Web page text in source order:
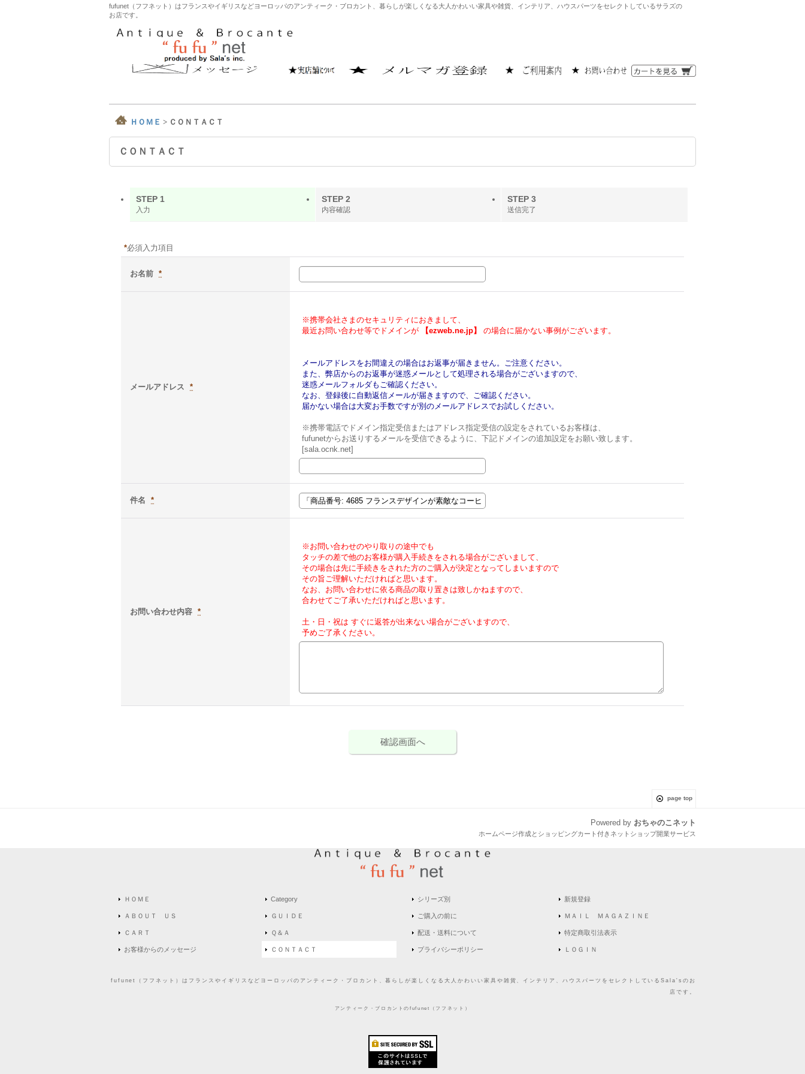
fufunet（フフネット）はフランスやイギリスなどヨーロッパのアンティーク・ブロカント、暮らしが楽しくなる大人かわいい家具や雑貨、インテリア、ハウスパーツをセレクトしているサラズの
お店です。
ＨＯＭＥ > ＣＯＮＴＡＣＴ
ＣＯＮＴＡＣＴ
STEP 1
入力
STEP 2
内容確認
STEP 3
送信完了
*必須入力項目
お名前 *
メールアドレス *
※携帯会社さまのセキュリティにおきまして、
最近お問い合わせ等でドメインが
【ezweb.ne.jp】 の場合に届かない事例がございます。
メールアドレスをお間違えの場合はお返事が届きません。ご注意ください。
また、弊店からのお返事が迷惑メールとして処理される場合がございますので、
迷惑メールフォルダもご確認ください。
なお、登録後に自動返信メールが届きますので、ご確認ください。
届かない場合は大変お手数ですが別のメールアドレスでお試しください。
※携帯電話でドメイン指定受信またはアドレス指定受信の設定をされているお客様は、
fufunetからお送りするメールを受信できるように、下記ドメインの追加設定をお願い致します。
[sala.ocnk.net]
件名 *
お問い合わせ内容 *
※お問い合わせのやり取りの途中でも
タッチの差で他のお客様が購入手続きをされる場合がございまして、
その場合は先に手続きをされた方のご購入が決定となってしまいますので
その旨ご理解いただければと思います。
なお、お問い合わせに依る商品の取り置きは致しかねますので、
合わせてご了承いただければと思います。
土・日・祝は すぐに返答が出来ない場合がございますので、
予めご了承ください。
page top
Powered by おちゃのこネット
ホームページ作成とショッピングカート付きネットショップ開業サービス
ＨＯＭＥ
ＡＢＯＵＴ ＵＳ
ＣＡＲＴ
お客様からのメッセージ
Category
ＧＵＩＤＥ
Ｑ＆Ａ
ＣＯＮＴＡＣＴ
シリーズ別
ご購入の前に
配送・送料について
プライバシーポリシー
新規登録
ＭＡＩＬ ＭＡＧＡＺＩＮＥ
特定商取引法表示
ＬＯＧＩＮ
fufunet（フフネット）はフランスやイギリスなどヨーロッパのアンティーク・ブロカント、暮らしが楽しくなる大人かわいい家具や雑貨、インテリア、ハウスパーツをセレクトしているSala'sのお
店です。
アンティーク・ブロカントのfufunet（フフネット）